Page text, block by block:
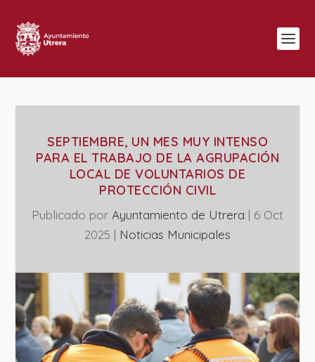
SEPTIEMBRE, UN MES MUY INTENSO
PARA EL TRABAJO DE LA AGRUPACIÓN
LOCAL DE VOLUNTARIOS DE
PROTECCIÓN CIVIL
Publicado por Ayuntamiento de Utrera | 6 Oct
2025 | ‎Noticias Municipales